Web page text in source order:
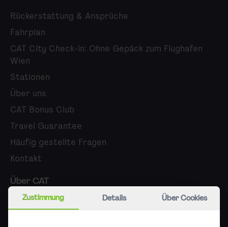
Zustimmung Details Über Cookies
Rückerstattung & Ansprüche
Fahrplan
CAT City Check-in: Ohne Gepäck zum Flughafen
Wien
Stationen
Über uns
CAT Bonus Club
Travel Guarantee
Häufig gestellte Fragen
Kontakt
Über CAT
Karriere